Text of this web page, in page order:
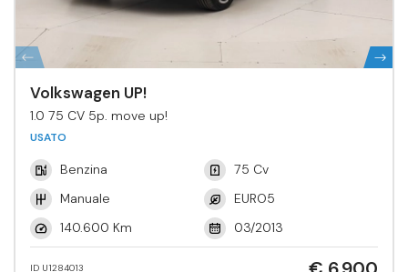
Volkswagen UP!
1.0 75 CV 5p. move up!
USATO
Benzina
75 Cv
Manuale
EURO5
140.600 Km
03/2013
ID U1284013